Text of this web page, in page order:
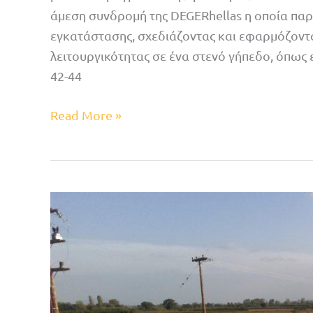
άμεση συνδρομή της DEGERhellas η οποία
εγκατάστασης, σχεδιάζοντας και
λειτουργικότητας σε ένα στενό γήπεδο, όπως
42-44
Read More »
Λάρισας:
5
χρόνια
σταθερών
αποδόσεων